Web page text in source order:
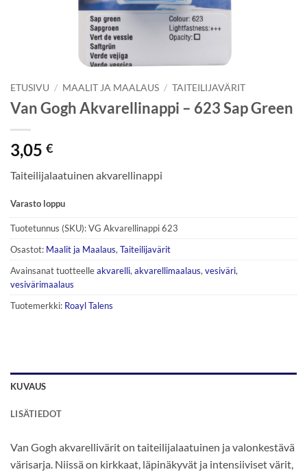
ETUSIVU / MAALIT JA MAALAUS / TAITEILIJAVÄRIT
Van Gogh Akvarellinappi – 623 Sap Green
3,05 €
Taiteilijalaatuinen akvarellinappi
Varasto loppu
Tuotetunnus (SKU):VG Akvarellinappi 623
Osastot: Maalit ja Maalaus,Taiteilijavärit
Avainsanat tuotteelleakvarelli,akvarellimaalaus,vesiväri,
vesivärimaalaus
Tuotemerkki: Roayl Talens
KUVAUS
LISÄTIEDOT
Van Gogh akvarellivärit on taiteilijalaatuinen ja valonkestävä
värisarja. Niissä on kirkkaat, läpinäkyvät ja intensiiviset värit,